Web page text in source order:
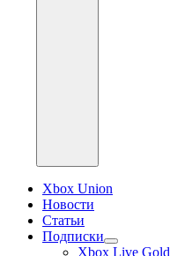
Xbox Union
Новости
Статьи
Подписки
раскрыть
Xbox Live Gold